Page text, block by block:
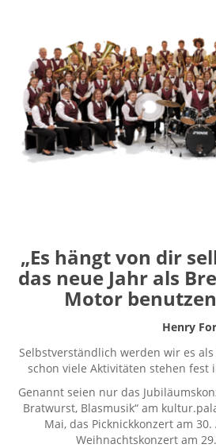
„Es hängt von dir
das neue Jahr als
Motor
Henry
Selbstverständlich werden wir es
schon viele Aktivitäten stehen fest
Genannt seien nur das
Bratwurst, Blasmusik“ am
Mai, das Picknickkonzert am
Weihnachtskonzert am